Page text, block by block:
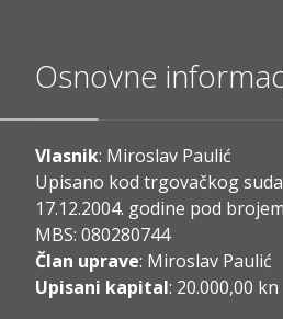
Osnovne
Vlasnik: Miroslav Paulić
Upisano kod trgovačkog
17.12.2004. godine pod
MBS: 080280744
Član uprave: Miroslav Paulić
Upisani kapital: 20.000,00 kn